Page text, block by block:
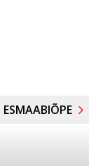
ESMAABIÕPE